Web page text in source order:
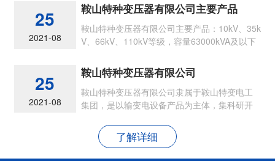
25
2021-08
鞍山特种变压器有限公司主要产品
鞍山特种变压器有限公司主要产品：10kV、35k
V、66kV、110kV等级，容量63000kVA及以下
25
2021-08
鞍山特种变压器有限公司
鞍山特种变压器有限公司隶属于鞍山特变电工
集团，是以输变电设备产品为主体，集科研开
了解详细